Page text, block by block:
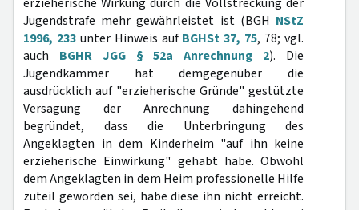
Jugendstrafe mehr gewährleistet ist (BGH NStZ
1996, 233unter Hinweis aufBGHSt 37, 75, 78; vgl.
auch BGHR JGG § 52a Anrechnung 2). Die
Jugendkammer hat demgegenüber die
ausdrücklich auf "erzieherische Gründe" gestützte
Versagung der Anrechnung dahingehend
begründet, dass die Unterbringung des
Angeklagten in dem Kinderheim "auf ihn keine
erzieherische Einwirkung" gehabt habe. Obwohl
dem Angeklagten in dem Heim professionelle Hilfe
zuteil geworden sei, habe diese ihn nicht erreicht.